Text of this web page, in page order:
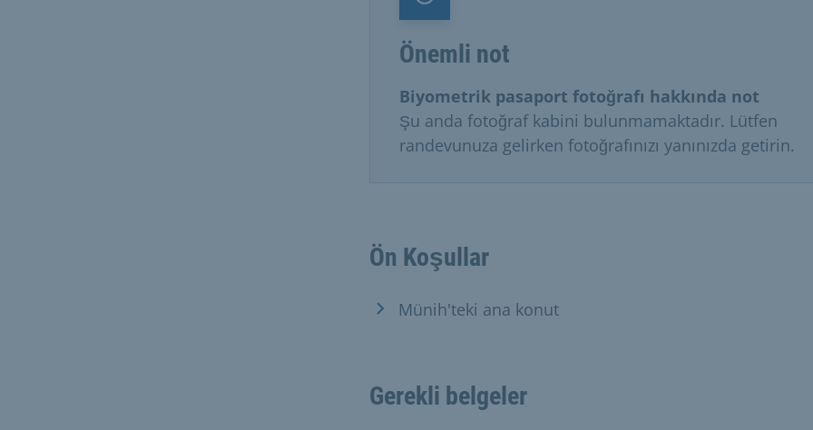
Önemli not
Biyometrik pasaport fotoğrafı hakkında not
Şu anda fotoğraf kabini bulunmamaktadır. Lütfen
randevunuza gelirken fotoğrafınızı yanınızda getirin.
Ön Koşullar
Münih'teki ana konut
Gerekli belgeler